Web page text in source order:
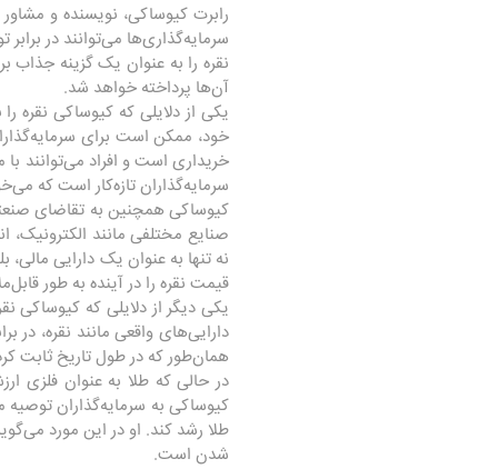
رابرت کیوساکی، نویسنده و
سرمایه‌گذاری‌ها می‌توانند در
نقره را به عنوان یک گزینه جذاب
آن‌ها پرداخته خواهد شد.
یکی از دلایلی که کیوساکی نقره
خود، ممکن است برای
خریداری است و افراد می‌توانند با
سرمایه‌گذاران تازه‌کار است که
کیوساکی همچنین به تقاضای
صنایع مختلفی مانند
نه تنها به عنوان یک دارایی
قیمت نقره را در آینده به طور
یکی دیگر از دلایلی که کیوساکی
دارایی‌های واقعی مانند نقره،
همان‌طور که در طول تاریخ ثابت
در حالی که طلا به عنوان فلزی
کیوساکی به سرمایه‌گذاران توصیه
طلا رشد کند. او در این مورد
شدن است.